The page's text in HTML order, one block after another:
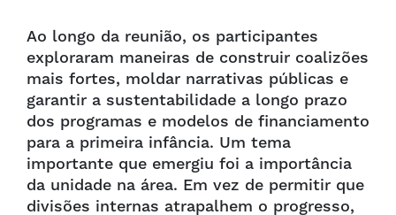
Ao longo da reunião, os participantes
exploraram maneiras de construir coalizões
mais fortes, moldar narrativas públicas e
garantir a sustentabilidade a longo prazo
dos programas e modelos de financiamento
para a primeira infância. Um tema
importante que emergiu foi a importância
da unidade na área. Em vez de permitir que
divisões internas atrapalhem o progresso,